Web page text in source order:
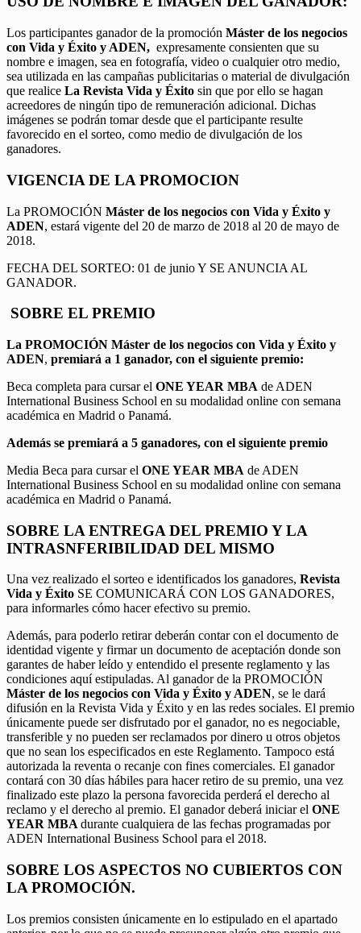
Los participantes ganador de la promoción Máster de los negocios
con Vida y Éxito y ADEN, expresamente consienten que su
nombre e imagen, sea en fotografía, video o cualquier otro medio,
sea utilizada en las campañas publicitarias o material de divulgación
que realice La Revista Vida y Éxito sin que por ello se hagan
acreedores de ningún tipo de remuneración adicional. Dichas
imágenes se podrán tomar desde que el participante resulte
favorecido en el sorteo, como medio de divulgación de los
ganadores.
VIGENCIA DE LA PROMOCION
La PROMOCIÓN Máster de los negocios con Vida y Éxito y
ADEN, estará vigente del 20 de marzo de 2018 al 20 de mayo de
2018.
FECHA DEL SORTEO: 01 de junio Y SE ANUNCIA AL
GANADOR.
SOBRE EL PREMIO
La PROMOCIÓN Máster de los negocios con Vida y Éxito y
ADEN, premiará a 1 ganador, con el siguiente premio:
Beca completa para cursar el ONE YEAR MBA de ADEN
International Business School en su modalidad online con semana
académica en Madrid o Panamá.
Además se premiará a 5 ganadores, con el siguiente premio
Media Beca para cursar el ONE YEAR MBA de ADEN
International Business School en su modalidad online con semana
académica en Madrid o Panamá.
SOBRE LA ENTREGA DEL PREMIO Y LA
INTRASNFERIBILIDAD DEL MISMO
Una vez realizado el sorteo e identificados los ganadores, Revista
Vida y Éxito SE COMUNICARÁ CON LOS GANADORES,
para informarles cómo hacer efectivo su premio.
Además, para poderlo retirar deberán contar con el documento de
identidad vigente y firmar un documento de aceptación donde son
garantes de haber leído y entendido el presente reglamento y las
condiciones aquí estipuladas. Al ganador de la PROMOCIÓN
Máster de los negocios con Vida y Éxito y ADEN, se le dará
difusión en la Revista Vida y Éxito y en las redes sociales. El premio
únicamente puede ser disfrutado por el ganador, no es negociable,
transferible y no pueden ser reclamados por dinero u otros objetos
que no sean los especificados en este Reglamento. Tampoco está
autorizada la reventa o recanje con fines comerciales. El ganador
contará con 30 días hábiles para hacer retiro de su premio, una vez
finalizado este plazo la persona favorecida perderá el derecho al
reclamo y el derecho al premio. El ganador deberá iniciar el ONE
YEAR MBAdurante cualquiera de las fechas programadas por
ADEN International Business School para el 2018.
SOBRE LOS ASPECTOS NO CUBIERTOS CON
LA PROMOCIÓN.
Los premios consisten únicamente en lo estipulado en el apartado